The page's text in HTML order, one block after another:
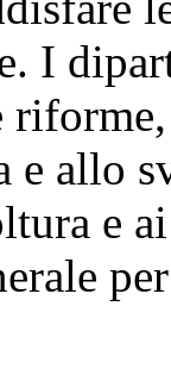
I
allo
e